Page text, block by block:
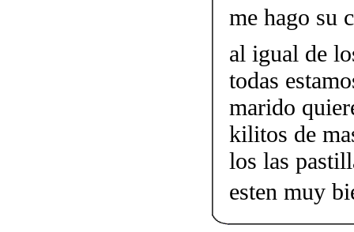
me hago su
al igual de
todas
marido
kilitos de
los las
esten muy